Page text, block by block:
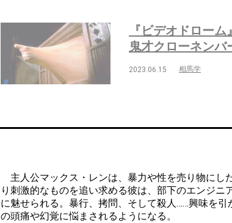
『ビデオドロー
鬼才クローネンバ
2023.06.15 相馬学
主人公マックス・レンは、暴力や性を売り物にし
り刺激的なものを追い求める彼は、部下のエンジ
に魅せられる。暴行、拷問、そして殺人……興味を
の頭痛や幻覚に悩まされるようになる。